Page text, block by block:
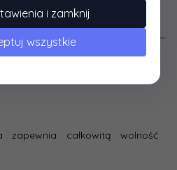
zapewnia całkowitą wolność
i zamknij
wszystkie